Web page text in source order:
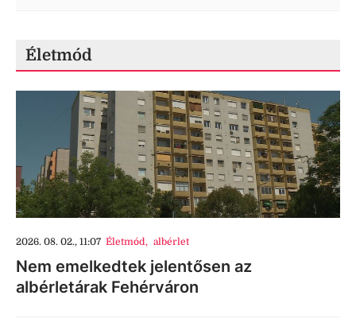
Életmód
2026. 08. 02., 11:07 Életmód, albérlet
Nem emelkedtek jelentősen az
albérletárak Fehérváron